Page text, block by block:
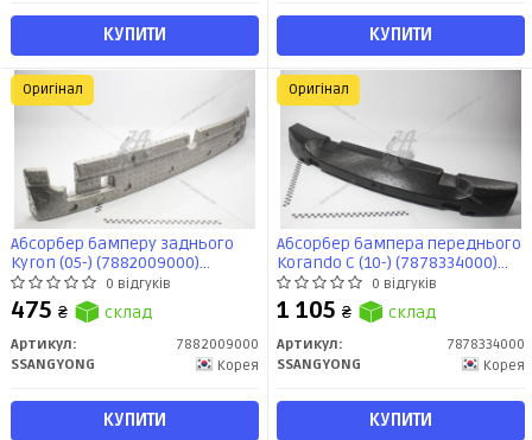
КУПИТИ КУПИТИ
Абсорбер бамперу заднього
Kyron (05-) (7882009000)
SsangYong
0 відгуків
475 ₴ склад
Артикул:
7882009000
SSANGYONG
Корея
КУПИТИ
Оригінал
Абсорбер бампера переднього
Korando C (10-) (7878334000)
SsangYong
0 відгуків
1 105 ₴ склад
Артикул:
7878334000
SSANGYONG
Корея
КУПИТИ
Оригінал